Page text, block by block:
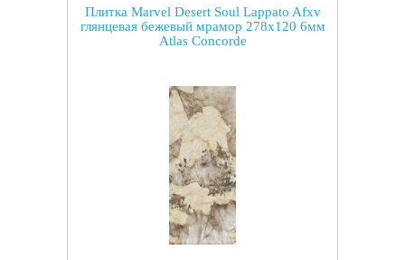
Плитка Marvel Desert Soul Lappato Afxv
глянцевая бежевый мрамор 278x120 6мм
Atlas Concorde